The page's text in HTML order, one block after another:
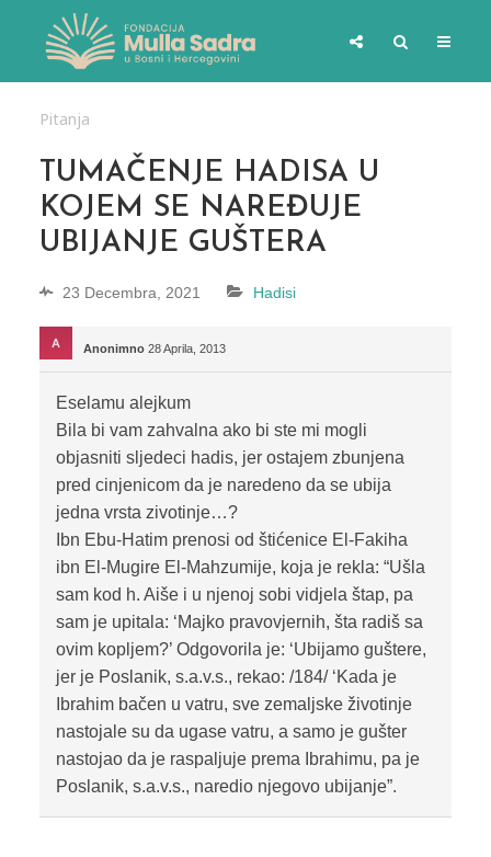
Pitanja
TUMAČENJE HADISA U
KOJEM SE NAREĐUJE
UBIJANJE GUŠTERA
23 Decembra, 2021 Hadisi
Anonimno 28 Aprila, 2013
Eselamu alejkum
Bila bi vam zahvalna ako bi ste mi mogli
objasniti sljedeci hadis, jer ostajem zbunjena
pred cinjenicom da je naredeno da se ubija
jedna vrsta zivotinje…?
Ibn Ebu-Hatim prenosi od štićenice El-Fakiha
ibn El-Mugire El-Mahzumije, koja je rekla: “Ušla
sam kod h. Aiše i u njenoj sobi vidjela štap, pa
sam je upitala: ‘Majko pravovjernih, šta radiš sa
ovim kopljem?’ Odgovorila je: ‘Ubijamo guštere,
jer je Poslanik, s.a.v.s., rekao: /184/ ‘Kada je
Ibrahim bačen u vatru, sve zemaljske životinje
nastojale su da ugase vatru, a samo je gušter
nastojao da je raspaljuje prema Ibrahimu, pa je
Poslanik, s.a.v.s., naredio njegovo ubijanje”.